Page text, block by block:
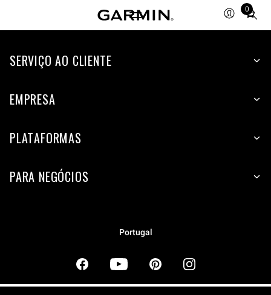
0
Total
items
cart:
SERVIÇO AO CLIENTE
EMPRESA
PLATAFORMAS
PARA NEGÓCIOS
Portugal